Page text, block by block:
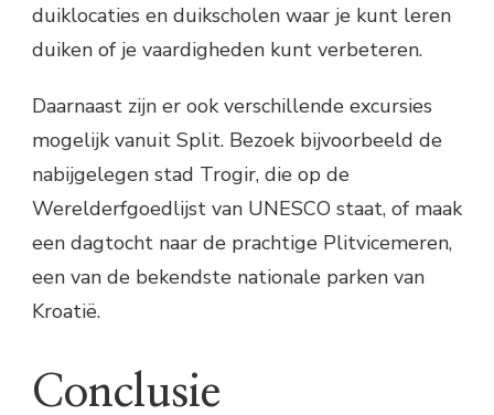
duiklocaties en duikscholen waar je kunt leren
duiken of je vaardigheden kunt verbeteren.
Daarnaast zijn er ook verschillende excursies
mogelijk vanuit Split. Bezoek bijvoorbeeld de
nabijgelegen stad Trogir, die op de
Werelderfgoedlijst van UNESCO staat, of maak
een dagtocht naar de prachtige Plitvicemeren,
een van de bekendste nationale parken van
Kroatië.
Conclusie